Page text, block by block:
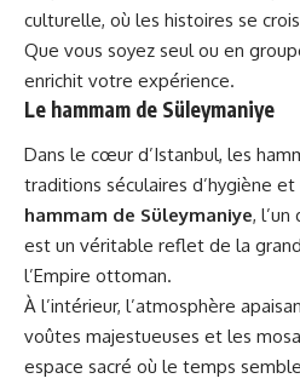
culturelle, où les histoires se
Que vous soyez seul ou en
enrichit votre expérience.
Le hammam de Süleymaniye
Dans le cœur d’Istanbul, les
traditions séculaires d’hygiène
hammam de Süleymaniye,
est un véritable reflet de la
l’Empire ottoman.
À l’intérieur, l’atmosphère
voûtes majestueuses et les
espace sacré où le temps